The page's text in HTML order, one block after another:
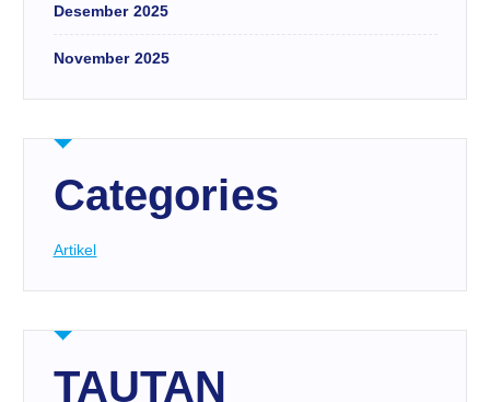
Desember 2025
November 2025
Categories
Artikel
TAUTAN